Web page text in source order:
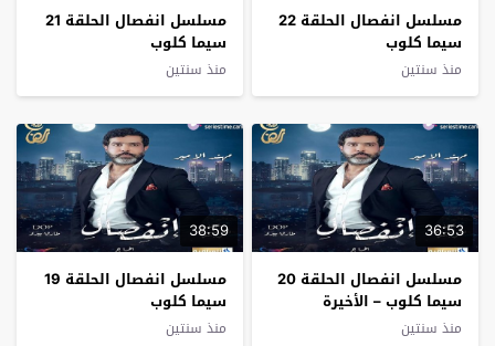
مسلسل انفصال الحلقة 22
سيما كلوب
منذ سنتين
مسلسل انفصال الحلقة 21
سيما كلوب
منذ سنتين
36:53
مسلسل انفصال الحلقة 20
سيما كلوب – الأخيرة
منذ سنتين
38:59
مسلسل انفصال الحلقة 19
سيما كلوب
منذ سنتين